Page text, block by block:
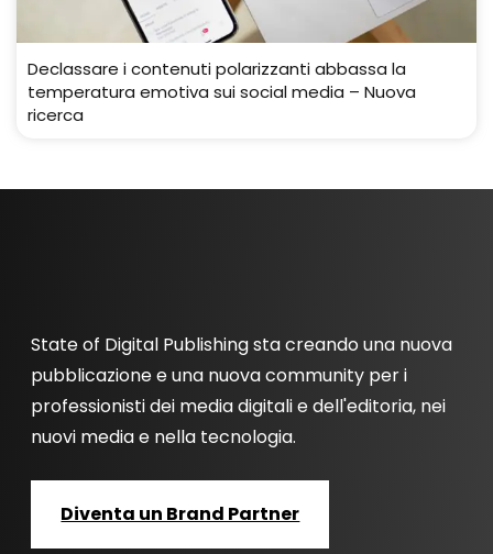
Declassare i contenuti polarizzanti abbassa la
temperatura emotiva sui social media – Nuova
ricerca
State of Digital Publishing sta creando una nuova
pubblicazione e una nuova community per i
professionisti dei media digitali e dell'editoria, nei
nuovi media e nella tecnologia.
Diventa un Brand Partner